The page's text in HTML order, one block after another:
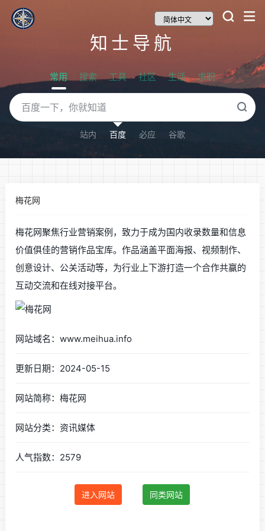
知士导航
常用 搜索 工具 社区 生活 求职
站内 百度 必应 谷歌
梅花网
梅花网聚焦行业营销案例，致力于成为国内收录数量和信息
价值俱佳的营销作品宝库。作品涵盖平面海报、视频制作、
创意设计、公关活动等，为行业上下游打造一个合作共赢的
互动交流和在线对接平台。
网站域名：www.meihua.info
更新日期：2024-05-15
网站简称：梅花网
网站分类：资讯媒体
人气指数：2579
进入网站 同类网站